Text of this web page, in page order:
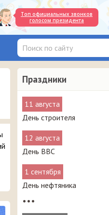
Топ официальных звонков
голосом президента
Праздники
11 августа
День строителя
12 августа
День ВВС
1 сентября
День нефтяника
•••